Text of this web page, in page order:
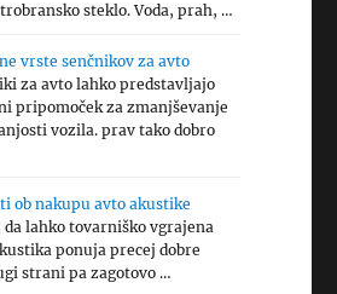
steklo. Voda, prah, …
vrste senčnikov za avto
za avto lahko predstavljajo
pripomoček za zmanjševanje
vozila. prav tako dobro
ob nakupu avto akustike
da lahko tovarniško vgrajena
ponuja precej dobre
strani pa zagotovo …